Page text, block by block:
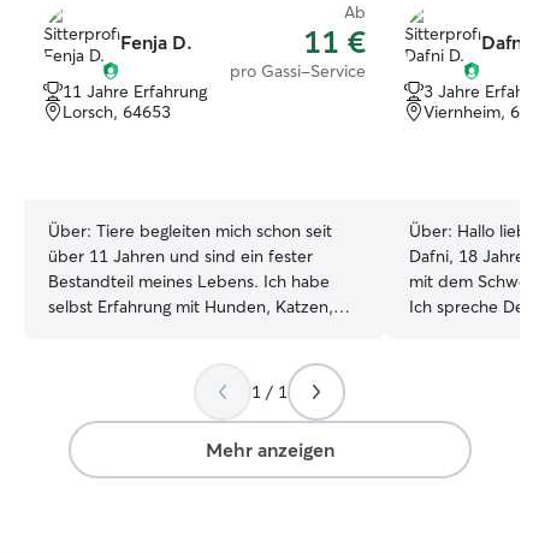
Fenja D.
Ab
11 €
pro Gassi-Service
11 Jahre Erfahrung
Lorsch, 64653
Über: Tiere begleiten mich schon seit
über 11 Jahren und sind ein fester
Bestandteil meines Lebens. Ich habe
selbst Erfahrung mit Hunden, Katzen,
mehreren Jahren kümmere ich mich
regelmäßig um die Tiere anderer und
habe dabei vielseitige Erfahrungen
gesammelt. Außerdem bin ich bereits
mit verschiedenen Hunden Gassi
Dafni
3 Jahre
Viernheim,
Über: Hallo
Dafni, 18 Jahre
mit dem
Ich spreche
gerne auf die
liebe jede Art
eigentlich alle
1 / 1
Mehr anzeigen